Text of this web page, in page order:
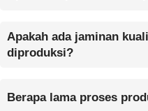
Apakah ada jaminan
diproduksi?
Berapa lama proses